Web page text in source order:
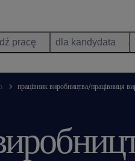
pracę dla kandydata
працівник виробництва/працівниця